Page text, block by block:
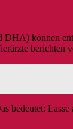
können
berichten
bedeutet: